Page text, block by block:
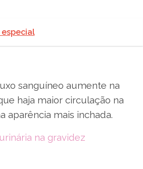
sanguíneo aumente na
haja maior circulação na
aparência mais inchada.
na gravidez